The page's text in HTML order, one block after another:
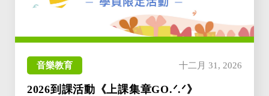
音樂教育 十二月 31, 2026
2026到課活動《上課集章GO.ᐟ.ᐟ》